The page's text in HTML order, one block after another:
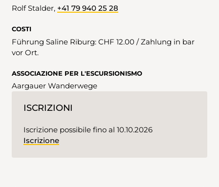
Rolf Stalder, +41 79 940 25 28
COSTI
Führung Saline Riburg: CHF 12.00 / Zahlung in bar
vor Ort.
ASSOCIAZIONE PER L'ESCURSIONISMO
Aargauer Wanderwege
ISCRIZIONI
Iscrizione possibile fino al 10.10.2026
Iscrizione